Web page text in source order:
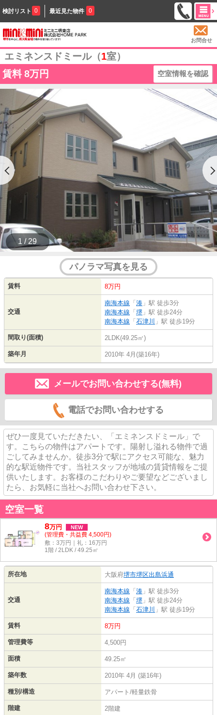
検討リスト 0 最近見た物件 0
お問合せ
エミネンスドミール（1室）
賃料 8万円 空室情報を確認
1 / 29
パノラマ写真を見る
賃料 8万円
交通
南海本線 「 湊 」駅 徒歩3分
南海本線 「 堺 」駅 徒歩24分
南海本線 「 石津川 」駅 徒歩19分
間取り(面積) 2LDK(49.25㎡)
築年月 2010年 4月(築16年)
メールでお問い合わせする(無料)
電話でお問い合わせする
ぜひ一度見ていただきたい、「エミネンスドミール」で
す。こちらの物件はアパートです。陽射し溢れる物件で過
ごしてみませんか。徒歩3分で駅にアクセス可能な、魅力
的な駅近物件です。当社スタッフが地域の賃貸情報をご提
供いたします。お客様のこだわりやご要望などございまし
たら、お気軽に当社へお問い合わせ下さい。
空室一覧
8万円 NEW
(管理費・共益費 4,500円)
敷：3万円｜礼：16万円
1階 / 2LDK / 49.25㎡
所在地 大阪府堺市堺区出島浜通
交通
南海本線 「 湊 」駅 徒歩3分
南海本線 「 堺 」駅 徒歩24分
南海本線 「 石津川 」駅 徒歩19分
賃料 8万円
管理費等 4,500円
面積 49.25㎡
築年数 2010年 4月 (築16年)
種別/構造 アパート/軽量鉄骨
階建 2階建